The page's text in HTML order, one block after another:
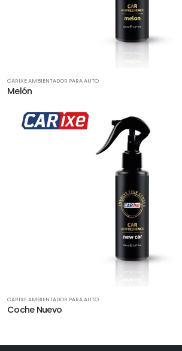
CARIXE AMBIENTADOR PARA AUTO
Melón
CARIXE AMBIENTADOR PARA AUTO
Coche Nuevo